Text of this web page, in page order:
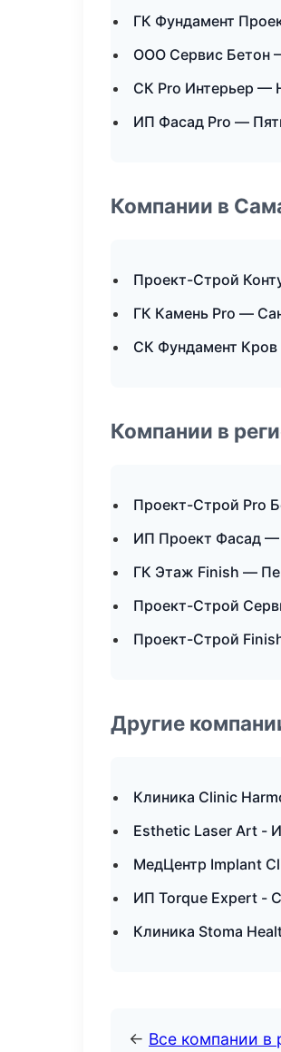
ГК Фундамент
ООО Сервис Бетон
СК Pro Интерьер —
ИП Фасад Pro —
Компании в
Проект-Строй
ГК Камень Pro —
СК Фундамент
Компании в
Проект-Строй Pro
ИП Проект Фасад —
ГК Этаж Finish —
Проект-Строй
Проект-Строй
Другие
Клиника Clinic
Esthetic Laser Art -
МедЦентр Implant
ИП Torque Expert -
Клиника Stoma
← Все компании в